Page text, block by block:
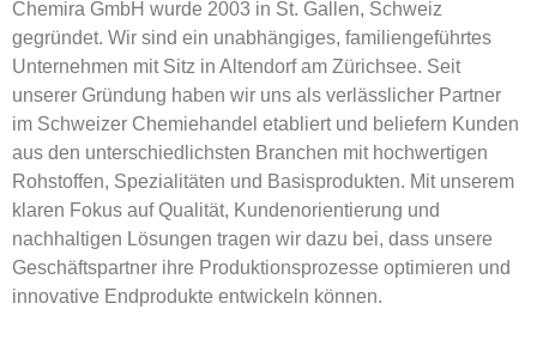
Chemira GmbH wurde 2003 in St. Gallen, Schweiz
gegründet. Wir sind ein unabhängiges, familiengeführtes
Unternehmen mit Sitz in Altendorf am Zürichsee. Seit
unserer Gründung haben wir uns als verlässlicher Partner
im Schweizer Chemiehandel etabliert und beliefern Kunden
aus den unterschiedlichsten Branchen mit hochwertigen
Rohstoffen, Spezialitäten und Basisprodukten. Mit unserem
klaren Fokus auf Qualität, Kundenorientierung und
nachhaltigen Lösungen tragen wir dazu bei, dass unsere
Geschäftspartner ihre Produktionsprozesse optimieren und
innovative Endprodukte entwickeln können.